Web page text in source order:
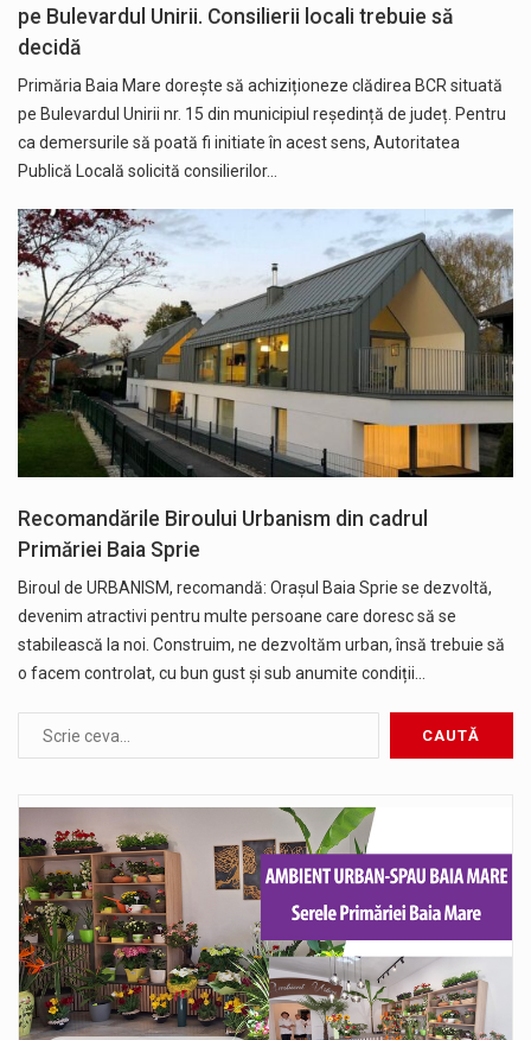
pe Bulevardul Unirii. Consilierii locali trebuie să
decidă
Primăria Baia Mare dorește să achiziționeze clădirea BCR situată
pe Bulevardul Unirii nr. 15 din municipiul reședință de județ. Pentru
ca demersurile să poată fi initiate în acest sens, Autoritatea
Publică Locală solicită consilierilor…
Recomandările Biroului Urbanism din cadrul
Primăriei Baia Sprie
Biroul de URBANISM, recomandă: Orașul Baia Sprie se dezvoltă,
devenim atractivi pentru multe persoane care doresc să se
stabilească la noi. Construim, ne dezvoltăm urban, însă trebuie să
o facem controlat, cu bun gust și sub anumite condiții…